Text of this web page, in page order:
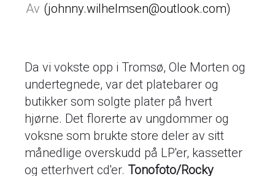
johnny.wilhelmsen@outlook.com
Da vi vokste opp i Tromsø, Ole Morten og
undertegnede, var det platebarer og
butikker som solgte plater på hvert
hjørne. Det florerte av ungdommer og
voksne som brukte store deler av sitt
månedlige overskudd på LP'er, kassetter
og etterhvert cd'er. Tonofoto/Rocky